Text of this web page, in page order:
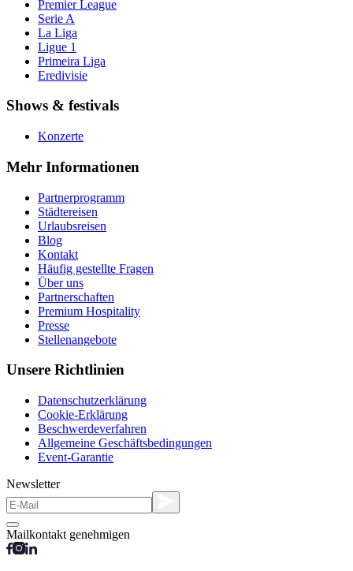
Premier League
Serie A
La Liga
Ligue 1
Primeira Liga
Eredivisie
Shows & festivals
Konzerte
Mehr Informationen
Partnerprogramm
Städtereisen
Urlaubsreisen
Blog
Kontakt
Häufig gestellte Fragen
Über uns
Partnerschaften
Premium Hospitality
Presse
Stellenangebote
Unsere Richtlinien
Datenschutzerklärung
Cookie-Erklärung
Beschwerdeverfahren
Allgemeine Geschäftsbedingungen
Event-Garantie
Newsletter
Mailkontakt genehmigen